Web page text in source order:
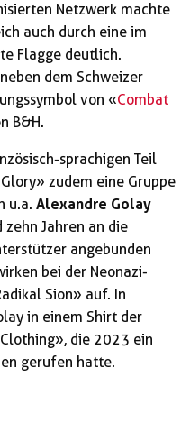
Netzwerk machte
auch durch eine im
Flagge deutlich.
dem Schweizer
von «Combat
B&H.
sprachigen Teil
zudem eine Gruppe
u.a. Alexandre Golay
Jahren an die
angebunden
bei der Neonazi-
Sion» auf. In
in einem Shirt der
die 2023 ein
gerufen hatte.